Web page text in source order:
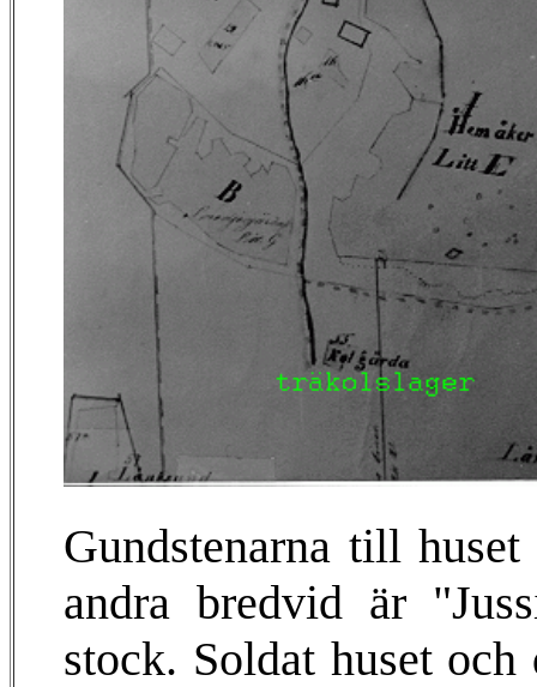
Gundstenarna till
andra bredvid är
stock. Soldat huset och